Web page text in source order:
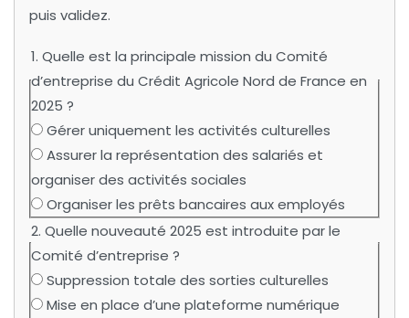
puis validez.
1. Quelle est la principale mission du Comité
d’entreprise du Crédit Agricole Nord de France en
2025 ?
Gérer uniquement les activités culturelles
Assurer la représentation des salariés et
organiser des activités sociales
Organiser les prêts bancaires aux employés
2. Quelle nouveauté 2025 est introduite par le
Comité d’entreprise ?
Suppression totale des sorties culturelles
Mise en place d’une plateforme numérique